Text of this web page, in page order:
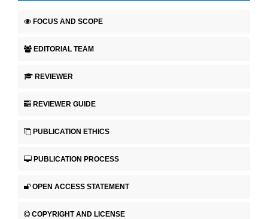
FOCUS AND SCOPE
EDITORIAL TEAM
REVIEWER
REVIEWER GUIDE
PUBLICATION ETHICS
PUBLICATION PROCESS
OPEN ACCESS STATEMENT
COPYRIGHT AND LICENSE